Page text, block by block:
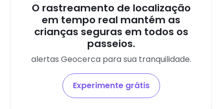
O rastreamento de localização
em tempo real mantém as
crianças seguras em todos os
passeios.
alertas Geocerca para sua tranquilidade.
Experimente grátis